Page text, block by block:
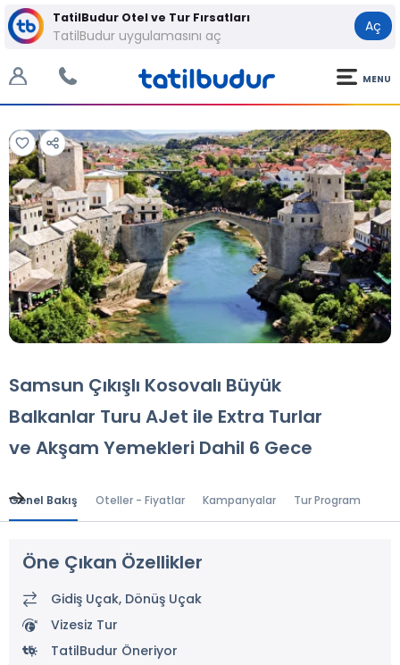
TatilBudur Otel ve Tur Fırsatları
TatilBudur uygulamasını aç
Aç
MENU
Tüm Fotoğraflar
Samsun Çıkışlı Kosovalı Büyük
Balkanlar Turu AJet ile Extra Turlar
ve Akşam Yemekleri Dahil 6 Gece
Genel Bakış Oteller - Fiyatlar Kampanyalar Tur Programı
Öne Çıkan Özellikler
Gidiş Uçak, Dönüş Uçak
Vizesiz Tur
TatilBudur Öneriyor